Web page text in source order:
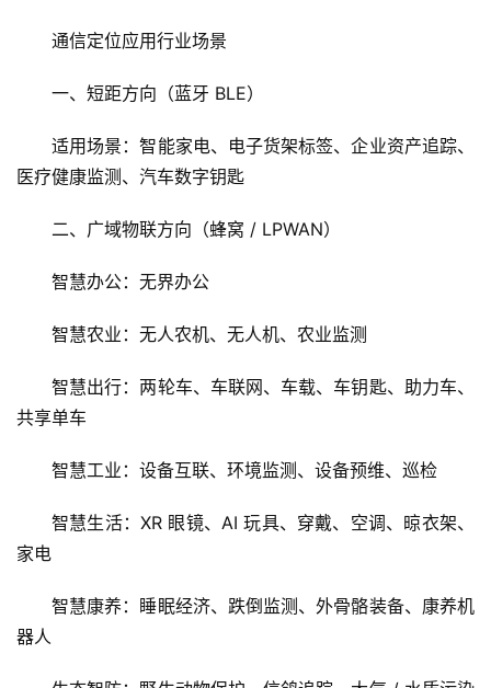
通信定位应用行业场景
一、短距方向（蓝牙 BLE）
适用场景：智能家电、电子货架标签、企业资产追踪、
医疗健康监测、汽车数字钥匙
二、广域物联方向（蜂窝 / LPWAN）
智慧办公：无界办公
智慧农业：无人农机、无人机、农业监测
智慧出行：两轮车、车联网、车载、车钥匙、助力车、
共享单车
智慧工业：设备互联、环境监测、设备预维、巡检
智慧生活：XR 眼镜、AI 玩具、穿戴、空调、晾衣架、
家电
智慧康养：睡眠经济、跌倒监测、外骨骼装备、康养机
器人